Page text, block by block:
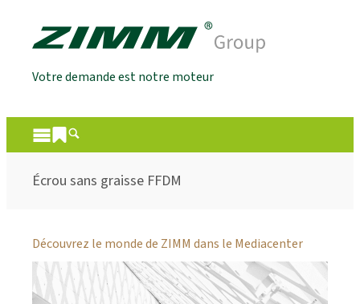
Votre demande est notre moteur
Écrou sans graisse FFDM
Découvrez le monde de ZIMM dans le Mediacenter